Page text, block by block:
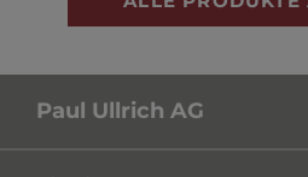
Paul Ullrich AG